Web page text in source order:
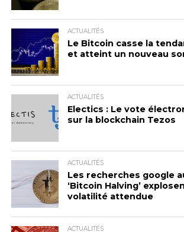
ACTUALITÉS
Le Bitcoin casse la
et atteint un nouveau
ACTUALITÉS
Electics : Le vote
sur la blockchain Tezos
ACTUALITÉS
Les recherches google
‘Bitcoin Halving’
volatilité attendue
ACTUALITÉS